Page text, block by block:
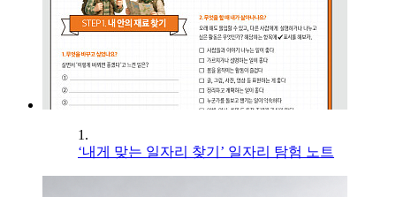
1.
‘내게 맞는 일자리 찾기’ 일자리 탐험 노트